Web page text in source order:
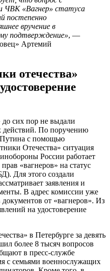
ЧВК «Вагнер» статуса
постепенно
вручение в
подтверждение», —
Артемий
отечества»
сих пор не выдали
действий. По поручению
Путина с помощью
Отечества» ситуация
России работает
«вагнеров» на статус
Для этого создали
заявления и
В адрес комиссии уже
от «вагнеров». Из
на удостоверение
в Петербурге за девять
более 8 тысяч вопросов
в пресс-службе
с семьями военнослужащих